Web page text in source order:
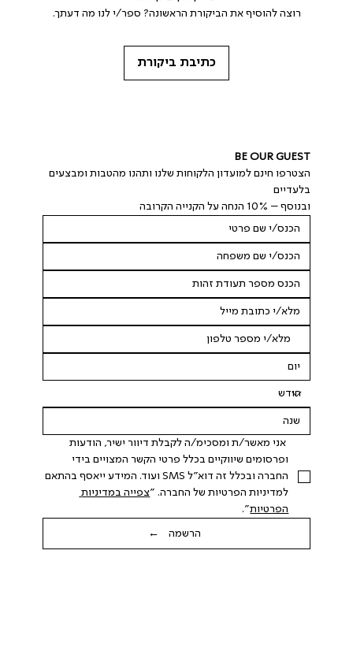
רוצה להוסיף את הביקורת הראשונה? ספר/י לנו מה דעתך.
כתיבת ביקורת
BE OUR GUEST
הצטרפו חינם למועדון הלקוחות שלנו ותהנו מהטבות ומבצעים
בלעדיים
ובנוסף – 10% הנחה על הקנייה הקרובה
אני מאשר/ת ומסכימ/ה לקבלת דיוור ישיר, הודעות
החברה ובכלל זה דוא"ל SMS ועוד. המידע ייאסף בהתאם
למדיניות הפרטיות של החברה. "
צפייה במדיניות
הפרטיות".
הרשמה ←